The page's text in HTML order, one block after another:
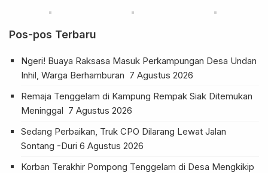
Pos-pos Terbaru
Ngeri! Buaya Raksasa Masuk Perkampungan Desa Undan
Inhil, Warga Berhamburan 7 Agustus 2026
Remaja Tenggelam di Kampung Rempak Siak Ditemukan
Meninggal 7 Agustus 2026
Sedang Perbaikan, Truk CPO Dilarang Lewat Jalan
Sontang -Duri 6 Agustus 2026
Korban Terakhir Pompong Tenggelam di Desa Mengkikip